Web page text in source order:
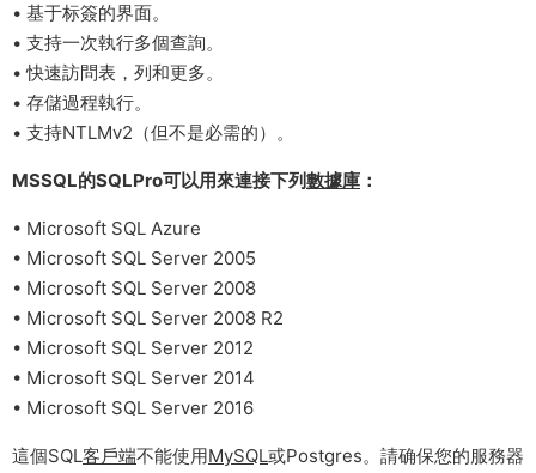
• 基于标簽的界面。
• 支持一次執行多個查詢。
• 快速訪問表，列和更多。
• 存儲過程執行。
• 支持NTLMv2（但不是必需的）。
MSSQL的SQLPro可以用來連接下列數據庫 ：
• Microsoft SQL Azure
• Microsoft SQL Server 2005
• Microsoft SQL Server 2008
• Microsoft SQL Server 2008 R2
• Microsoft SQL Server 2012
• Microsoft SQL Server 2014
• Microsoft SQL Server 2016
這個SQL客戶端不能使用MySQL或Postgres。請确保您的服務器